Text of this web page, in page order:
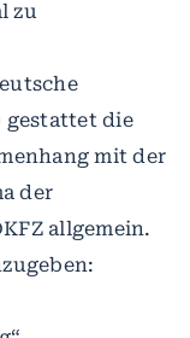
zu
gestattet die
mit der
der
allgemein.